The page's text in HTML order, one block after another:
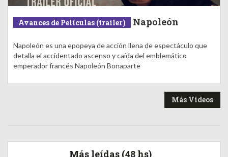
Avances de Películas (trailer) Napoleón
Napoleón es una epopeya de acción llena de espectáculo que
detalla el accidentado ascenso y caída del emblemático
emperador francés Napoleón Bonaparte
Más Videos
Más leídas (48 hs)